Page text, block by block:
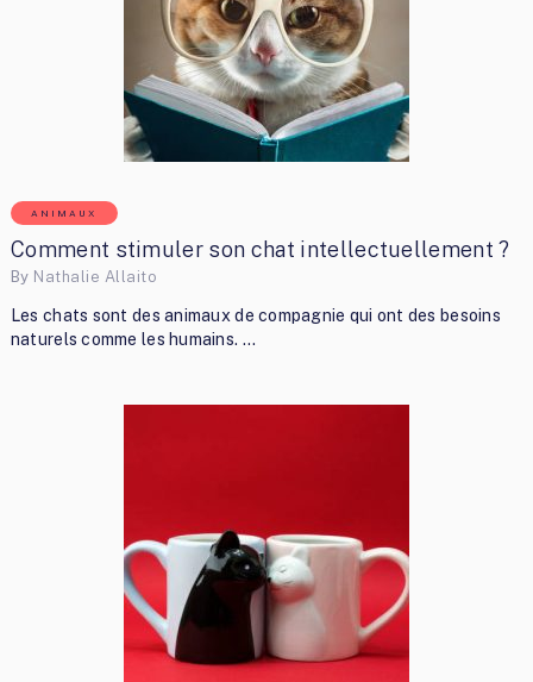
ANIMAUX
Comment stimuler son chat intellectuellement ?
By Nathalie Allaito
Les chats sont des animaux de compagnie qui ont des besoins
naturels comme les humains. …